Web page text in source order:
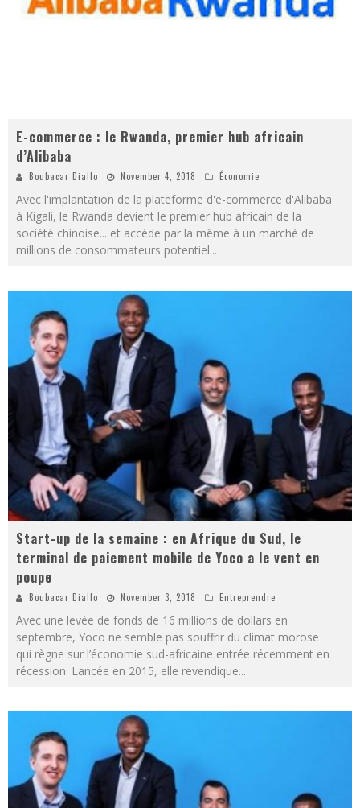
E-commerce : le Rwanda, premier hub africain
d’Alibaba
Boubacar Diallo November 4, 2018 Économie
Avec l'implantation de la plateforme d'e-commerce d'Alibaba
à Kigali, le Rwanda devient le premier hub africain de la
société chinoise... et accède par la même à un marché de
millions de consommateurs potentiel...
Start-up de la semaine : en Afrique du Sud, le
terminal de paiement mobile de Yoco a le vent en
poupe
Boubacar Diallo November 3, 2018 Entreprendre
Avec une levée de fonds de 16 millions de dollars en
septembre, Yoco ne semble pas souffrir du climat morose
qui règne sur l’économie sud-africaine entrée récemment en
récession. Lancée en 2015, elle revendique...